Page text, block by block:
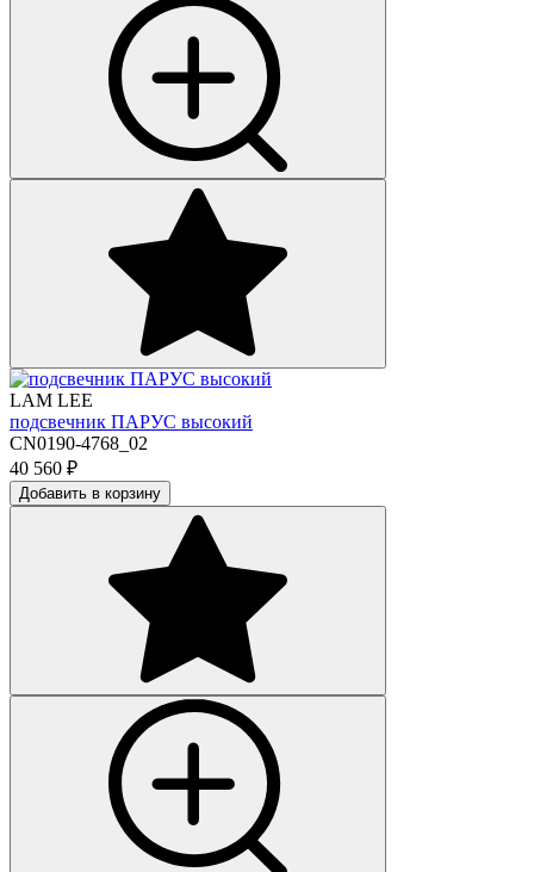
LAM LEE
подсвечник ПАРУС высокий
CN0190-4768_02
40 560 ₽
Добавить в корзину